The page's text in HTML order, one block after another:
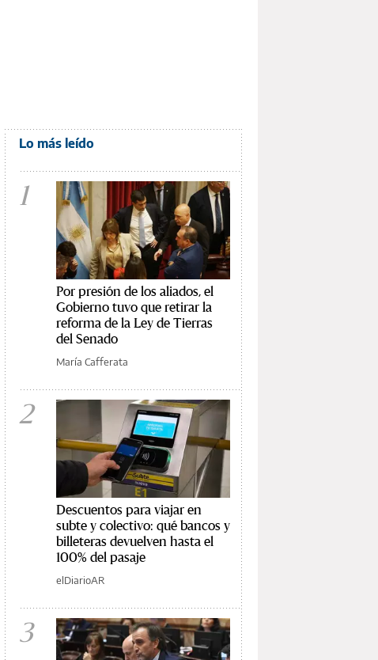
Lo más leído
1
Por presión de los aliados, el
Gobierno tuvo que retirar la
reforma de la Ley de Tierras
del Senado
María Cafferata
2
Descuentos para viajar en
subte y colectivo: qué bancos y
billeteras devuelven hasta el
100% del pasaje
elDiarioAR
3